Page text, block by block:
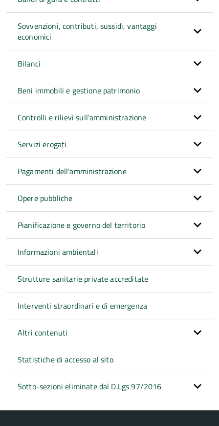
Sovvenzioni, contributi, sussidi, vantaggi
economici
Bilanci
Beni immobili e gestione patrimonio
Controlli e rilievi sull'amministrazione
Servizi erogati
Pagamenti dell'amministrazione
Opere pubbliche
Pianificazione e governo del territorio
Informazioni ambientali
Strutture sanitarie private accreditate
Interventi straordinari e di emergenza
Altri contenuti
Statistiche di accesso al sito
Sotto-sezioni eliminate dal D.Lgs 97/2016